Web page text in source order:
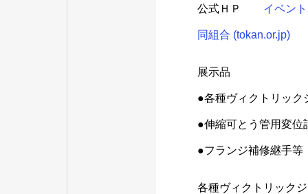
公式ＨＰ イベン
同組合 (tokan.or.jp)
展示品
●各種ヴィクトリック
●伸縮可とう管用変
●フランジ補修継手等
各種ヴィクトリック